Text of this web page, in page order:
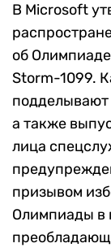
В Microsoft
об
Storm-1099.
а также
лица
призывом
Олимпиады в